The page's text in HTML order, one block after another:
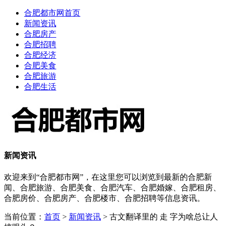
合肥都市网首页
新闻资讯
合肥房产
合肥招聘
合肥经济
合肥美食
合肥旅游
合肥生活
新闻资讯
欢迎来到“合肥都市网”，在这里您可以浏览到最新的合肥新
闻、合肥旅游、合肥美食、合肥汽车、合肥婚嫁、合肥租房、
合肥房价、合肥房产、合肥楼市、合肥招聘等信息资讯。
当前位置： 首页 > 新闻资讯 > 古文翻译里的 走 字为啥总让人